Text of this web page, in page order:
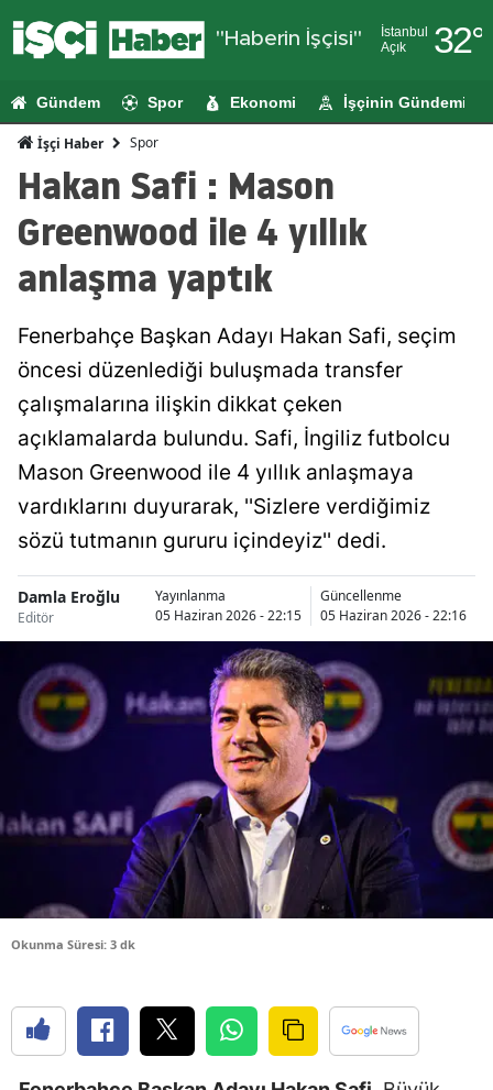
"Haberin İşçisi"
İstanbul
Açık
32°
Adıyaman
Antalya
Aydın
Balıkesir
Bilecik
Bitlis
Burdur
Çanakkale
Çankırı
Çorum
Denizli
Edirne
Elazığ
Gündem Spor Ekonomi İşçinin Gündemi
İşçi Haber Spor
Hakan Safi : Mason
Greenwood ile 4 yıllık
anlaşma yaptık
Fenerbahçe Başkan Adayı Hakan Safi, seçim
öncesi düzenlediği buluşmada transfer
çalışmalarına ilişkin dikkat çeken
açıklamalarda bulundu. Safi, İngiliz futbolcu
Mason Greenwood ile 4 yıllık anlaşmaya
vardıklarını duyurarak, ''Sizlere verdiğimiz
sözü tutmanın gururu içindeyiz'' dedi.
Damla Eroğlu
Editör
Yayınlanma
05 Haziran 2026 - 22:15
Güncellenme
05 Haziran 2026 - 22:16
Okunma Süresi: 3 dk